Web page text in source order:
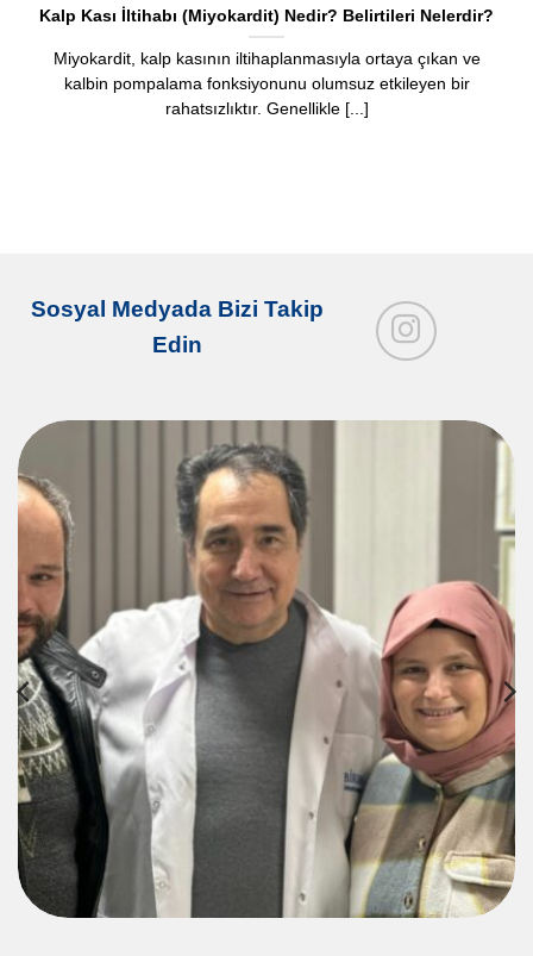
Kalp Kası İltihabı (Miyokardit) Nedir? Belirtileri Nelerdir?
Miyokardit, kalp kasının iltihaplanmasıyla ortaya çıkan ve
kalbin pompalama fonksiyonunu olumsuz etkileyen bir
rahatsızlıktır. Genellikle [...]
Sosyal Medyada Bizi Takip
Edin